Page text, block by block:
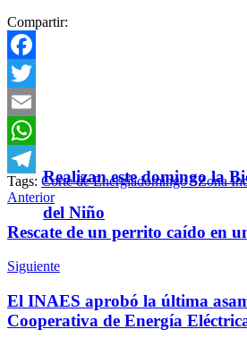
Realizan este domingo la
del Niño
Compartir:
Facebook
Twitter
Email
WhatsApp
Telegram
Tags: Corte de Energíadomingo 5Zona
Anterior
Rescate de un perrito caído en
Siguiente
El INAES aprobó la última
Cooperativa de Energía